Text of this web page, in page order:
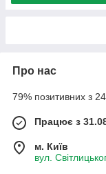
Про нас
79% позитивних з
Працює з
м. Київ
вул.